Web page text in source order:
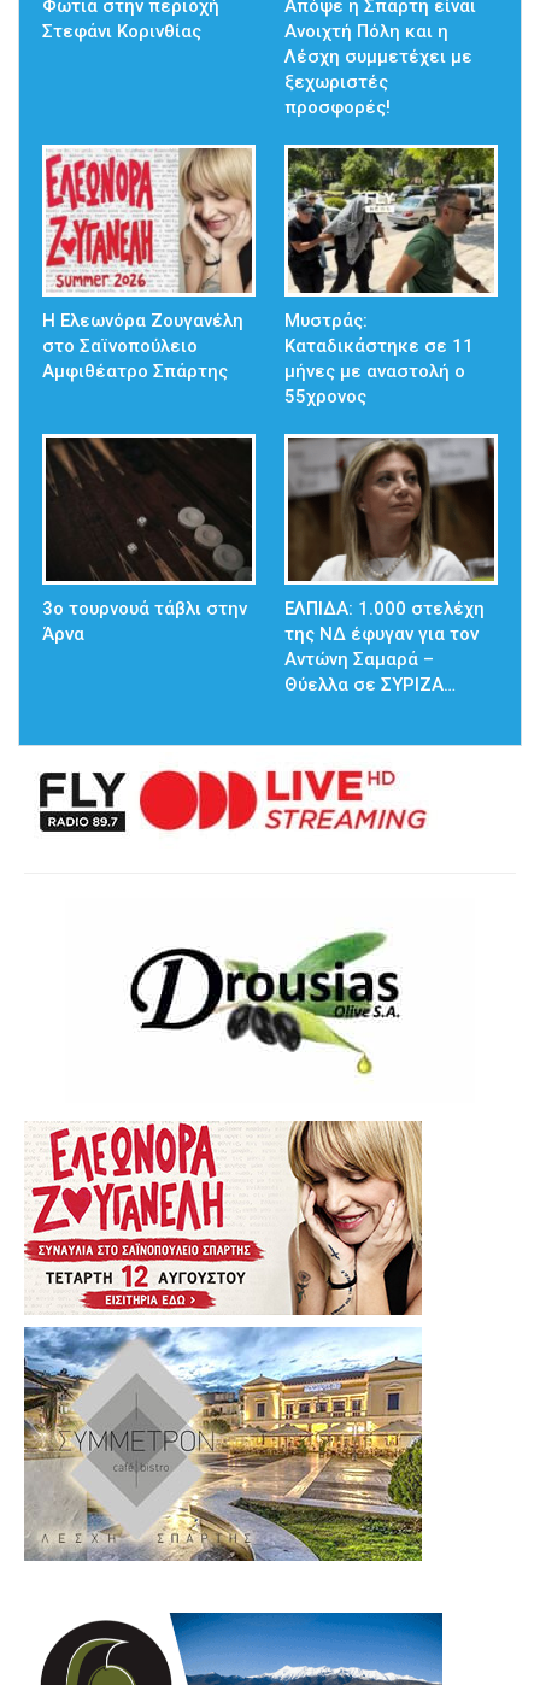
Φωτιά στην περιοχή
Στεφάνι Κορινθίας
Απόψε η Σπάρτη είναι
Ανοιχτή Πόλη και η
Λέσχη συμμετέχει με
ξεχωριστές
προσφορές!
Η Ελεωνόρα Ζουγανέλη
στο Σαϊνοπούλειο
Αμφιθέατρο Σπάρτης
Μυστράς:
Καταδικάστηκε σε 11
μήνες με αναστολή ο
55χρονος
3ο τουρνουά τάβλι στην
Άρνα
ΕΛΠΙΔΑ: 1.000 στελέχη
της ΝΔ έφυγαν για τον
Αντώνη Σαμαρά –
Θύελλα σε ΣΥΡΙΖΑ…